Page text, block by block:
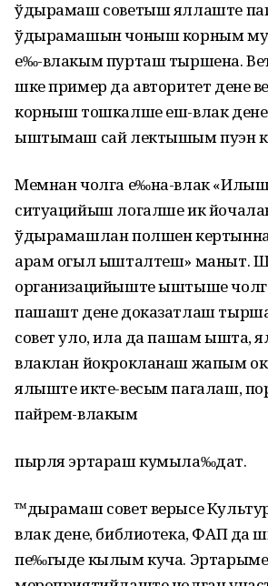
ўдырамаш советыш яллаште
ўдырамашын чоныш корным
е‰-влакым пурташ тыршена.
шке пример да авторитет дене
корныш тошкалше еш-влак
ыштымаш сай лектышым пуэн
Мемнан чолга е‰на-влак
ситуацийыш логалше ик
ўдырамашлан полшен
арам огыл ышталтеш» маныт.
организацийыште ыштыше
пашашт дене доказатлаш
совет уло, ила да пашам ышта,
влаклан йокрокланаш жапым
ялыште икте-весым пагалаш,
пайрем-влакым
пырля эртараш кумыла‰дат.
™дырамаш совет верысе
влак дене, библиотека, ФАП да
пе‰гыде кылым куча.